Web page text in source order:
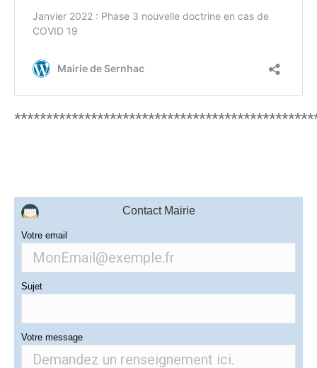
Contact Mairie
Votre email
Sujet
Votre message